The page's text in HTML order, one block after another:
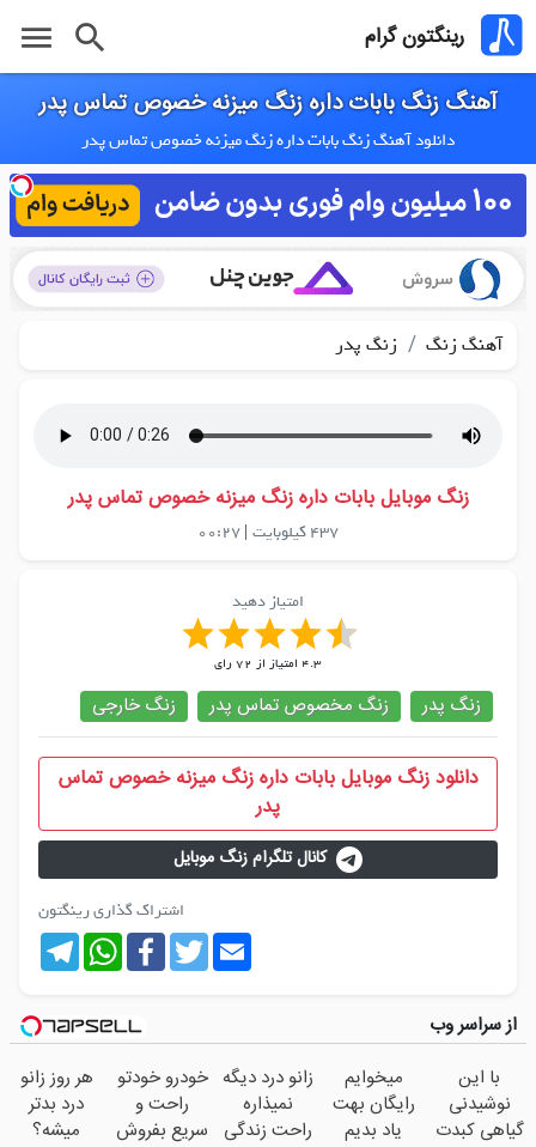
رینگتون گرام search
menu
آهنگ زنگ بابات داره زنگ میزنه خصوص تماس پدر
دانلود آهنگ زنگ بابات داره زنگ میزنه خصوص تماس پدر
آهنگ زنگ / زنگ پدر
زنگ موبایل بابات داره زنگ میزنه خصوص تماس پدر
437 کیلوبایت |
00:27
امتیاز دهید
4.3 امتیاز از 72رای
زنگ پدر زنگ مخصوص تماس پدر زنگ خارجی
دانلود زنگ موبایل بابات داره زنگ میزنه خصوص تماس
پدر
کانال تلگرام زنگ موبایل
اشتراک گذاری رینگتون
Telegram
WhatsAppFacebookTwitterEmail
از سراسر وب
با این
نوشیدنی
گیاهی کبدت
میخوایم
رایگان بهت
یاد بدیم
زانو درد دیگه
نمیذاره
راحت زندگی
خودرو خودتو
راحت و
سریع بفروش
هر روز زانو
درد بدتر
میشه؟